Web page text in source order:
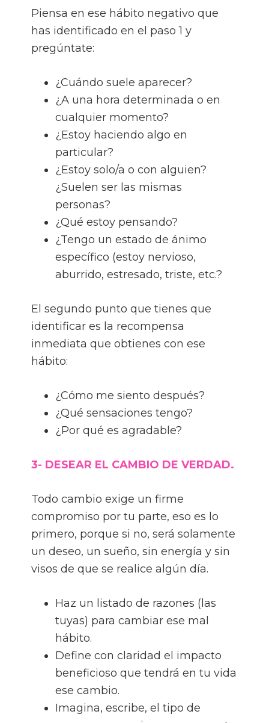
Piensa en ese hábito negativo que
has identificado en el paso 1 y
pregúntate:
¿Cuándo suele aparecer?
¿A una hora determinada o en
cualquier momento?
¿Estoy haciendo algo en
particular?
¿Estoy solo/a o con alguien?
¿Suelen ser las mismas
personas?
¿Qué estoy pensando?
¿Tengo un estado de ánimo
específico (estoy nervioso,
aburrido, estresado, triste, etc.?
El segundo punto que tienes que
identificar es la recompensa
inmediata que obtienes con ese
hábito:
¿Cómo me siento después?
¿Qué sensaciones tengo?
¿Por qué es agradable?
3- DESEAR EL CAMBIO DE VERDAD.
Todo cambio exige un firme
compromiso por tu parte, eso es lo
primero, porque si no, será solamente
un deseo, un sueño, sin energía y sin
visos de que se realice algún día.
Haz un listado de razones (las
tuyas) para cambiar ese mal
hábito.
Define con claridad el impacto
beneficioso que tendrá en tu vida
ese cambio.
Imagina, escribe, el tipo de